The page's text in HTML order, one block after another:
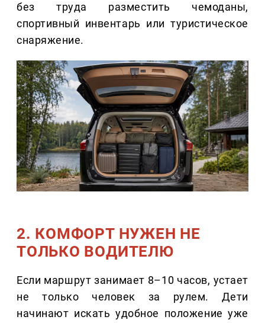
без труда разместить чемоданы,
спортивный инвентарь или туристическое
снаряжение.
2. КОМФОРТ НУЖЕН НЕ
ТОЛЬКО ВОДИТЕЛЮ
Если маршрут занимает 8–10 часов, устает
не только человек за рулем. Дети
начинают искать удобное положение уже